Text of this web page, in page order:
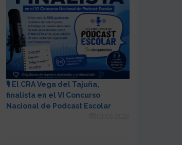
🎙️ El CRA Vega del Tajuña,
finalista en el VI Concurso
Nacional de Podcast Escolar